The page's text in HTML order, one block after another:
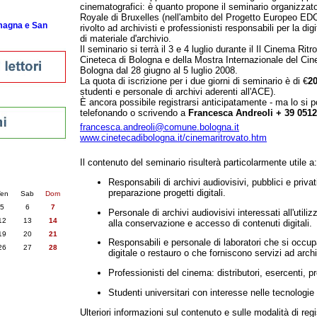
cinematografici: è quanto propone il seminario
Royale di Bruxelles (nell'ambito del Progetto Europeo
rivolto ad archivisti e professionisti responsabili per la
di materiale d'archivio.
Il seminario si terrà il 3 e 4 luglio durante il Il Cinema
Cineteca di Bologna e della Mostra Internazionale del
Bologna dal 28 giugno al 5 luglio 2008.
La quota di iscrizione per i due giorni di seminario è di €
studenti e personale di archivi aderenti all'ACE).
È ancora possibile registrarsi anticipatamente - ma lo si
telefonando o scrivendo a Francesca Andreoli + 39
francesca.andreoli@comune.bologna.it
www.cinetecadibologna.it/cinemaritrovato.htm
Il contenuto del seminario risulterà particolarmente utile a:
Responsabili di archivi audiovisivi, pubblici e
preparazione progetti digitali.
Personale di archivi audiovisivi interessati
alla conservazione e accesso di contenuti digitali.
Responsabili e personale di laboratori che si
digitale o restauro o che forniscono servizi ad
Professionisti del cinema: distributori, esercenti,
Studenti universitari con interesse nelle
Ulteriori informazioni sul contenuto e sulle modalità di
e San
Sab
Dom
5
6
7
13
14
20
21
27 28